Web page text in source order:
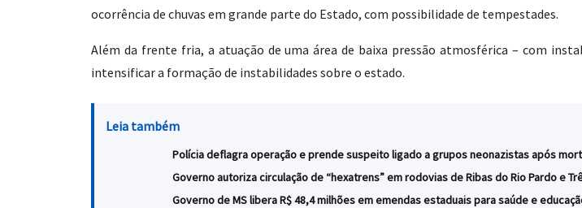
ocorrência de chuvas em grande parte do Estado, com possibilidade de tempestades.
Além da frente fria, a atuação de uma área de baixa pressão atmosférica – com
intensificar a formação de instabilidades sobre o estado.
Leia também
Polícia deflagra operação e prende suspeito ligado a grupos neonazistas após
Governo autoriza circulação de “hexatrens” em rodovias de Ribas do Rio Pardo e
Governo de MS libera R$ 48,4 milhões em emendas estaduais para saúde e